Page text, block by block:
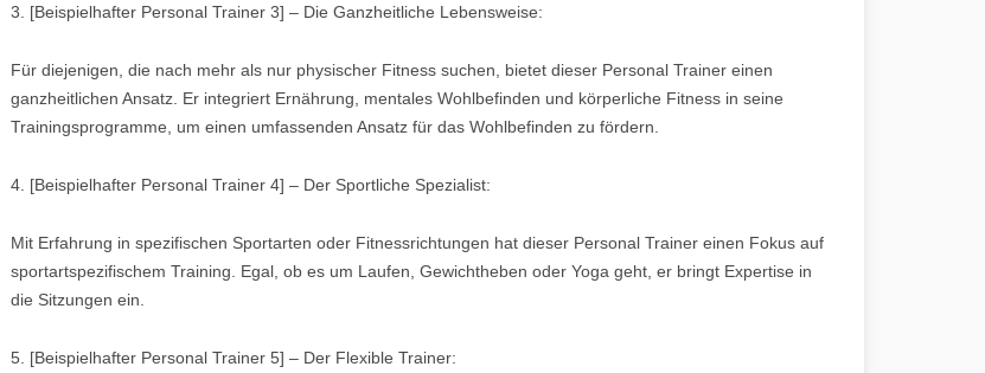
3. [Beispielhafter Personal Trainer 3] – Die Ganzheitliche Lebensweise:
Für diejenigen, die nach mehr als nur physischer Fitness suchen, bietet dieser Personal Trainer einen
ganzheitlichen Ansatz. Er integriert Ernährung, mentales Wohlbefinden und körperliche Fitness in seine
Trainingsprogramme, um einen umfassenden Ansatz für das Wohlbefinden zu fördern.
4. [Beispielhafter Personal Trainer 4] – Der Sportliche Spezialist:
Mit Erfahrung in spezifischen Sportarten oder Fitnessrichtungen hat dieser Personal Trainer einen Fokus auf
sportartspezifischem Training. Egal, ob es um Laufen, Gewichtheben oder Yoga geht, er bringt Expertise in
die Sitzungen ein.
5. [Beispielhafter Personal Trainer 5] – Der Flexible Trainer: